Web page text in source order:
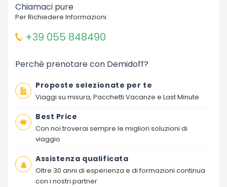
Chiamaci pure
Per Richiedere Informazioni.
+39 055 848490
Perchè prenotare con Demidoff?
Proposte selezionate per te
Viaggi su misura, Pacchetti Vacanze e Last Minute
Best Price
Con noi troverai sempre le migliori soluzioni di
viaggio
Assistenza qualificata
Oltre 30 anni di esperienza e di formazioni continua
con i nostri partner